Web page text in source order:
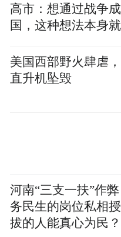
高市：想通过战争
国，这种想法本身
美国西部野火肆虐
直升机坠毁
河南“三支一扶”作
务民生的岗位私相
拔的人能真心为民？